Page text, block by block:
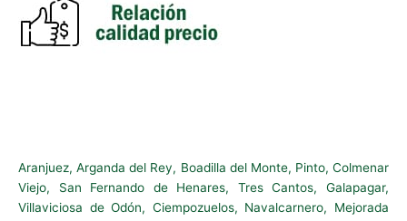
Aranjuez, Arganda del Rey, Boadilla del Monte, Pinto, Colmenar
Viejo, San Fernando de Henares, Tres Cantos, Galapagar,
Villaviciosa de Odón, Ciempozuelos, Navalcarnero, Mejorada